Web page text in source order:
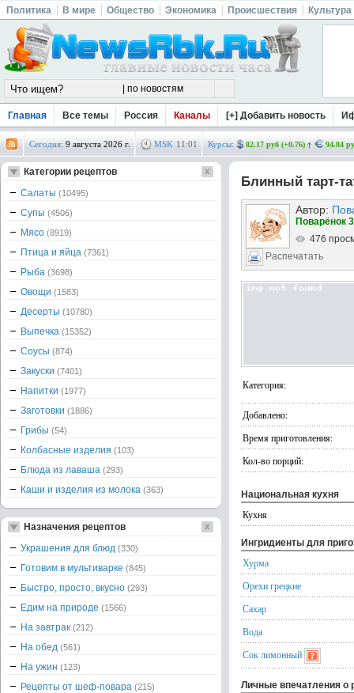
Политика В мире Общество Экономика Происшествия Культура
Главная Все темы Россия Каналы [+] Добавить новость
Сегодня: 9 августа 2026 г. MSK 11 :01 Курсы: 82.17 руб (+0.76) 94.84
Блинный тарт-
Автор:
Поварёнок
476
Распечатать
Категория:
Добавлено:
Время приготовления:
Кол-во порций:
Национальная кухня
Кухня
Ингридиенты для
Хурма
Орехи грецкие
Сахар
Вода
Сок лимонный
Личные впечатления о
Категории рецептов
Салаты (10495)
Супы (4506)
Мясо (8919)
Птица и яйца (7361)
Рыба (3698)
Овощи (1583)
Десерты (10780)
Выпечка (15352)
Соусы (874)
Закуски (7401)
Напитки (1977)
Заготовки (1886)
Грибы (54)
Колбасные изделия (103)
Блюда из лаваша (293)
Каши и изделия из молока (363)
Назначения рецептов
Украшения для блюд (330)
Готовим в мультиварке (845)
Быстро, просто, вкусно (293)
Едим на природе (1566)
На завтрак (212)
На обед (561)
На ужин (123)
Рецепты от шеф-повара (215)